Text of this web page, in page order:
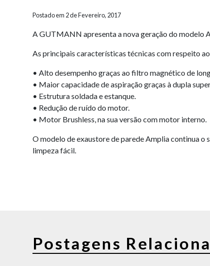
Postado em 2 de Fevereiro, 2017
A GUTMANN apresenta a nova geração do modelo
As principais características técnicas com respeito
• Alto desempenho graças ao filtro magnético de
• Maior capacidade de aspiração graças à dupla
• Estrutura soldada e estanque.
• Redução de ruído do motor.
• Motor Brushless, na sua versão com motor interno.
O modelo de exaustore de parede Amplia continua o
limpeza fácil.
Postagens